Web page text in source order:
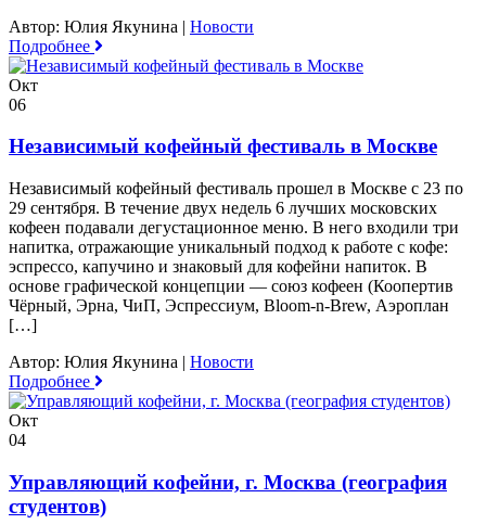
Автор: Юлия Якунина | Новости
Подробнее
Окт
06
Независимый кофейный фестиваль в Москве
Независимый кофейный фестиваль прошел в Москве с 23 по
29 сентября. В течение двух недель 6 лучших московских
кофеен подавали дегустационное меню. В него входили три
напитка, отражающие уникальный подход к работе с кофе:
эспрессо, капучино и знаковый для кофейни напиток. В
основе графической концепции — союз кофеен (Коопертив
Чёрный, Эрна, ЧиП, Эспрессиум, Bloom-n-Brew, Аэроплан
[…]
Автор: Юлия Якунина | Новости
Подробнее
Окт
04
Управляющий кофейни, г. Москва (география
студентов)